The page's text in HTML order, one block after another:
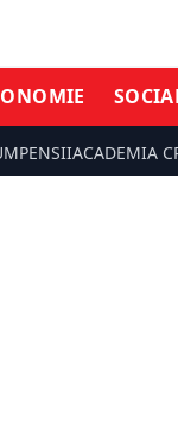
PENSIIACADEMIA